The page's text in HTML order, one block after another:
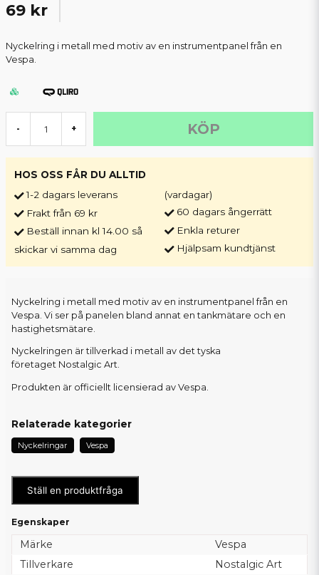
69 kr
Nyckelring i metall med motiv av en instrumentpanel från en
Vespa.
- + KÖP
HOS OSS FÅR DU ALLTID
1-2 dagars leverans
Frakt från 69 kr
Beställ innan kl 14.00 så
skickar vi samma dag
(vardagar)
60 dagars ångerrätt
Enkla returer
Hjälpsam kundtjänst
Nyckelring i metall med motiv av en instrumentpanel från en
Vespa. Vi ser på panelen bland annat en tankmätare och en
hastighetsmätare.
Nyckelringen är tillverkad i metall av det tyska
företaget Nostalgic Art.
Produkten är officiellt licensierad av Vespa.
Relaterade kategorier
Nyckelringar Vespa
Ställ en produktfråga
Egenskaper
Märke
Vespa
Tillverkare
Nostalgic Art